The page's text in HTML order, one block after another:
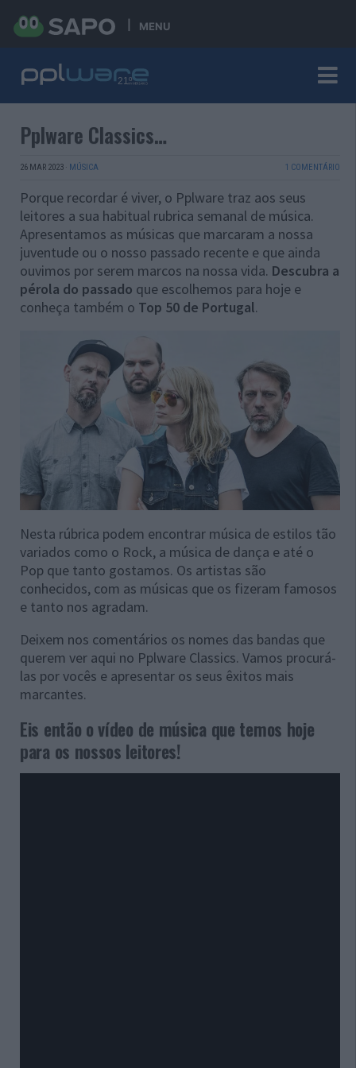
MENU
Pplware Classics…
26 MAR 2023 · MÚSICA 1 COMENTÁRIO
Porque recordar é viver, o Pplware traz aos seus
leitores a sua habitual rubrica semanal de música.
Apresentamos as músicas que marcaram a nossa
juventude ou o nosso passado recente e que ainda
ouvimos por serem marcos na nossa vida. Descubra a
pérola do passado que escolhemos para hoje e
conheça também o Top 50 de Portugal.
Nesta rúbrica podem encontrar música de estilos tão
variados como o Rock, a música de dança e até o
Pop que tanto gostamos. Os artistas são
conhecidos, com as músicas que os fizeram famosos
e tanto nos agradam.
Deixem nos comentários os nomes das bandas que
querem ver aqui no Pplware Classics. Vamos procurá-
las por vocês e apresentar os seus êxitos mais
marcantes.
Eis então o vídeo de música que temos hoje
para os nossos leitores!